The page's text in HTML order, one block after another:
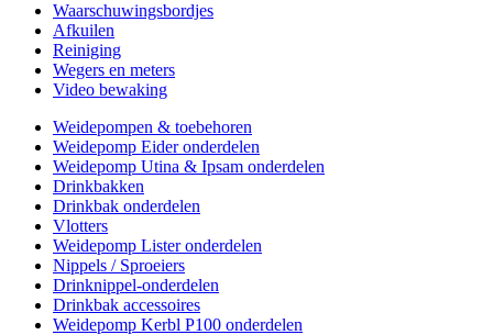
Waarschuwingsbordjes
Afkuilen
Reiniging
Wegers en meters
Video bewaking
Weidepompen & toebehoren
Weidepomp Eider onderdelen
Weidepomp Utina & Ipsam onderdelen
Drinkbakken
Drinkbak onderdelen
Vlotters
Weidepomp Lister onderdelen
Nippels / Sproeiers
Drinknippel-onderdelen
Drinkbak accessoires
Weidepomp Kerbl P100 onderdelen